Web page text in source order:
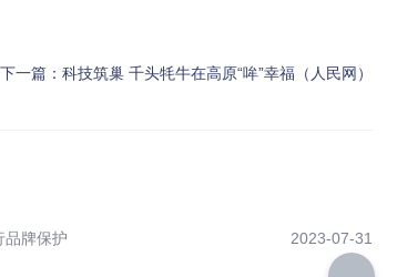
下一篇： 科技筑巢 千头牦牛在高原“哞”幸福（人民网）
2023-07-31
品牌保护